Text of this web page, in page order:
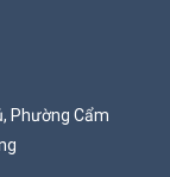
Phường Cẩm